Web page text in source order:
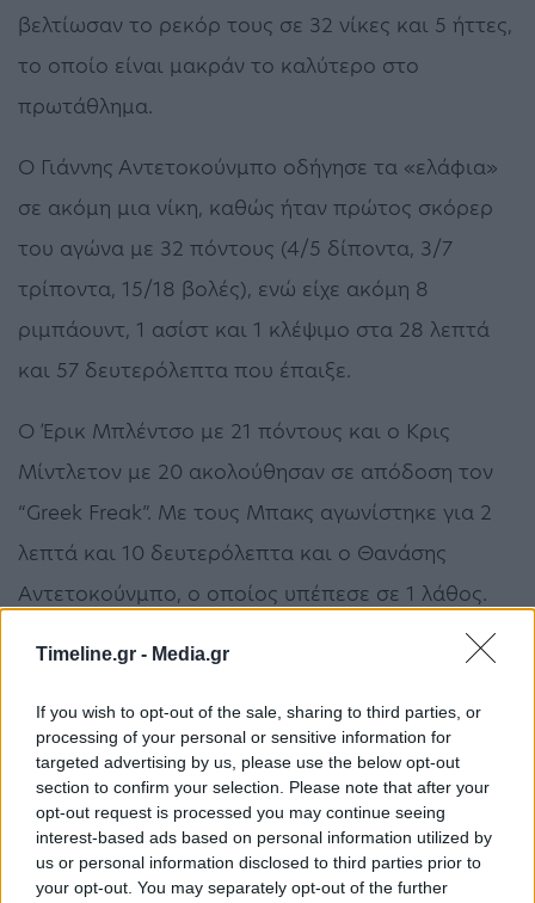
Timeline.gr - Media.gr
If you wish to opt-out of the sale, sharing to third parties, or
processing of your personal or sensitive information for
targeted advertising by us, please use the below opt-out
section to confirm your selection. Please note that after your
opt-out request is processed you may continue seeing
interest-based ads based on personal information utilized by
us or personal information disclosed to third parties prior to
your opt-out. You may separately opt-out of the further
βελτίωσαν το ρεκόρ τους σε 32 νίκες και 5 ήττες,
το οποίο είναι μακράν το καλύτερο στο
πρωτάθλημα.
Ο Γιάννης Αντετοκούνμπο οδήγησε τα «ελάφια»
σε ακόμη μια νίκη, καθώς ήταν πρώτος σκόρερ
του αγώνα με 32 πόντους (4/5 δίποντα, 3/7
τρίποντα, 15/18 βολές), ενώ είχε ακόμη 8
ριμπάουντ, 1 ασίστ και 1 κλέψιμο στα 28 λεπτά
και 57 δευτερόλεπτα που έπαιξε.
Ο Έρικ Μπλέντσο με 21 πόντους και ο Κρις
Μίντλετον με 20 ακολούθησαν σε απόδοση τον
“Greek Freak”. Με τους Μπακς αγωνίστηκε για 2
λεπτά και 10 δευτερόλεπτα και ο Θανάσης
Αντετοκούνμπο, ο οποίος υπέπεσε σε 1 λάθος.
NBA Γιάννης Αντετοκούνμπο
ΠΡΟΗΓΟΎΜΕΝΟ ΆΡΘΡΟ
Οργή στο Ιράν για τις
απειλές Τραμπ και τους
52 στόχους
ΕΠΌΜΕΝΟ ΆΡΘΡΟ
Αυτοκίνητο
προσέκρουσε σε αντλία
βενζινάδικου στην
Κέρκυρα και πήρε φωτιά